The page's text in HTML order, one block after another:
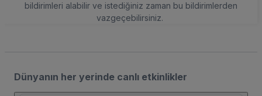
bildirimleri alabilir ve istediğiniz zaman bu bildirimlerden
vazgeçebilirsiniz.
Dünyanın her yerinde canlı etkinlikler